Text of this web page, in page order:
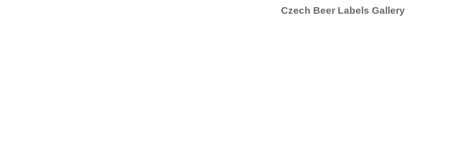
Czech Beer Labels Gallery